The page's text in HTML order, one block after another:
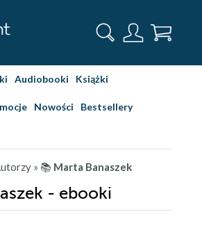
Audiobooki Książki
Nowości Bestsellery
» 📚 Marta Banaszek
- ebooki